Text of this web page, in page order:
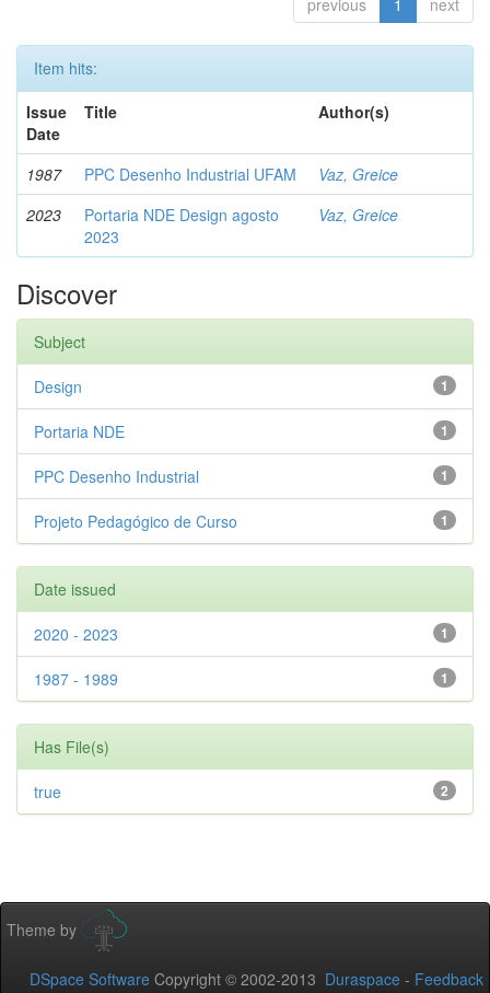
previous 1 next
Item hits:
Issue
Date
Title Author(s)
1987 PPC Desenho Industrial UFAM
Vaz, Greice
2023
Portaria NDE Design agosto
2023
Vaz, Greice
Discover
Subject
1
Design
1
Portaria NDE
1
PPC Desenho Industrial
1
Projeto Pedagógico de Curso
Date issued
1
2020 - 2023
1
1987 - 1989
Has File(s)
2
true
Theme by
DSpace Software Copyright © 2002-2013 Duraspace - Feedback